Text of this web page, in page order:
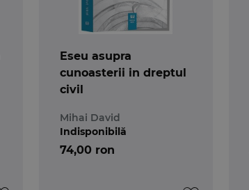
Eseu asupra
cunoasterii in dreptul
civil
Mihai David
74,00 ron
Indisponibilă